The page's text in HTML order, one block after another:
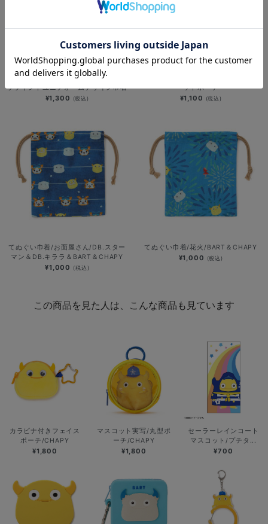
NEW
YOKOHAMA STAR☆NIGHT 2026/
ブラインドユニフォームデザイン巾着
¥1,300 (税込)
NEW
ットポーチ
¥1,100 (税込)
てぬぐい巾着/お面屋さん/DB.スター
マン＆DB.キララ＆BART＆CHAPY
¥1,000 (税込)
てぬぐい巾着/花火/BART＆CHAPY
¥1,000 (税込)
この商品を見た人は、こんな商品も見ています
カラビナ付きフェイス
ポーチ/CHAPY
¥1,800
マスコット実写/丸型ポ
ーチ/CHAPY
¥1,800
セーラーレインコート
マスコット/プチタ...
¥700